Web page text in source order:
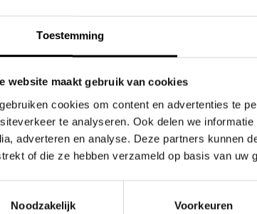
Toestemming
website maakt gebruik van cookies
cookies om content en advertenties te
te analyseren. Ook delen we
adverteren en analyse. Deze partners kunnen
of die ze hebben verzameld op basis van uw
Noodzakelijk
Voorkeuren